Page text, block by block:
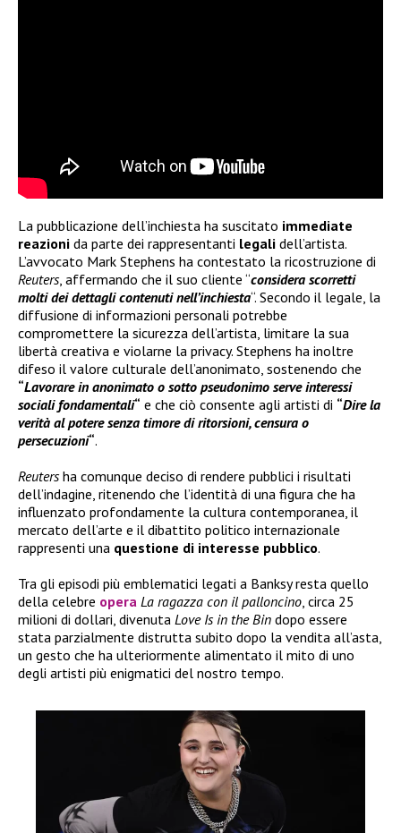
La pubblicazione dell’inchiesta ha suscitato immediate
reazioni da parte dei rappresentanti legali dell’artista.
L’avvocato Mark Stephens ha contestato la ricostruzione di
Reuters, affermando che il suo cliente “considera scorretti
molti dei dettagli contenuti nell’inchiesta“. Secondo il legale, la
diffusione di informazioni personali potrebbe
compromettere la sicurezza dell’artista, limitare la sua
libertà creativa e violarne la privacy. Stephens ha inoltre
difeso il valore culturale dell’anonimato, sostenendo che
“Lavorare in anonimato o sotto pseudonimo serve interessi
sociali fondamentali“ e che ciò consente agli artisti di “Dire la
verità al potere senza timore di ritorsioni, censura o
persecuzioni“.
Reutersha comunque deciso di rendere pubblici i risultati
dell’indagine, ritenendo che l’identità di una figura che ha
influenzato profondamente la cultura contemporanea, il
mercato dell’arte e il dibattito politico internazionale
rappresenti una questione di interesse pubblico.
Tra gli episodi più emblematici legati a Banksy resta quello
della celebre opera La ragazza con il palloncino, circa 25
milioni di dollari, divenuta Love Is in the Bin dopo essere
stata parzialmente distrutta subito dopo la vendita all’asta,
un gesto che ha ulteriormente alimentato il mito di uno
degli artisti più enigmatici del nostro tempo.